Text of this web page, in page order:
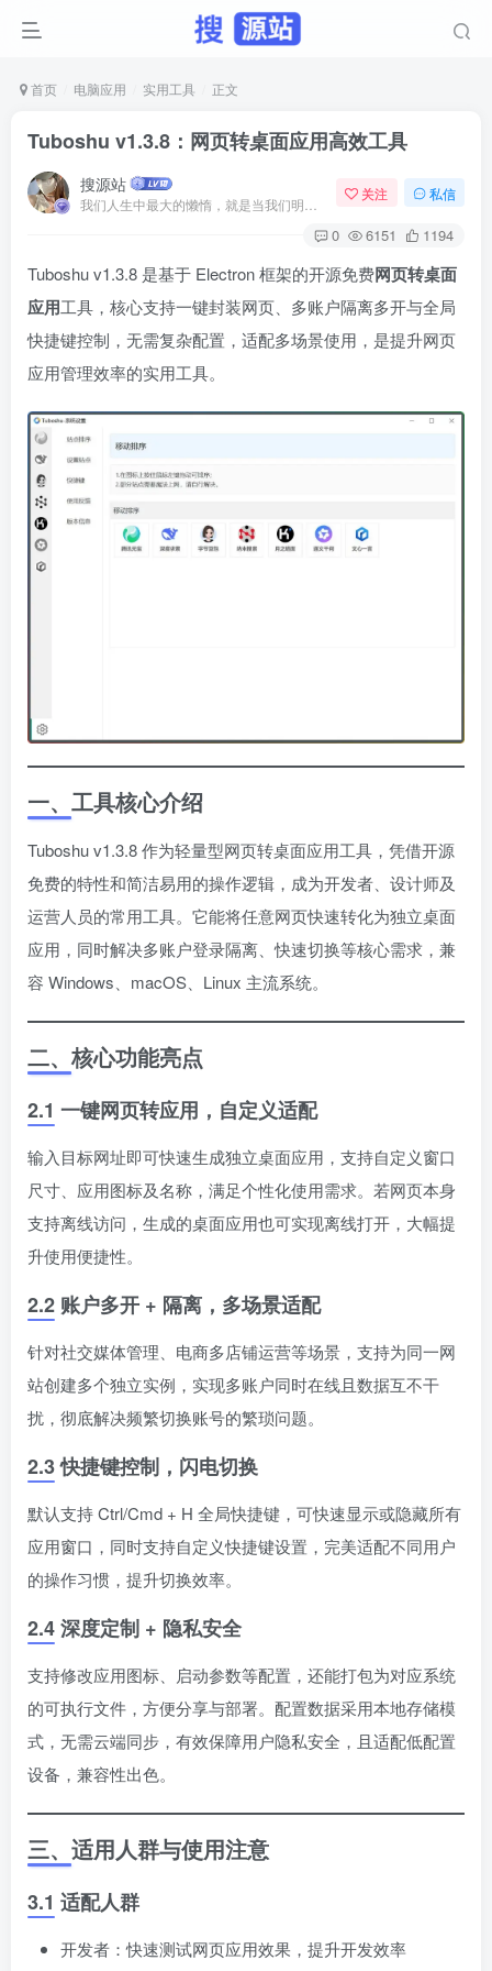
首页 电脑应用 实用工具 正文
Tuboshu v1.3.8：网页转桌面应用高效工具
搜源站 关注 私信
0 6151 1194
Tuboshu v1.3.8 是基于 Electron 框架的开源免费网页转桌面
应用工具，核心支持一键封装网页、多账户隔离多开与全局
快捷键控制，无需复杂配置，适配多场景使用，是提升网页
应用管理效率的实用工具。
一、工具核心介绍
Tuboshu v1.3.8 作为轻量型网页转桌面应用工具，凭借开源
免费的特性和简洁易用的操作逻辑，成为开发者、设计师及
运营人员的常用工具。它能将任意网页快速转化为独立桌面
应用，同时解决多账户登录隔离、快速切换等核心需求，兼
容 Windows、macOS、Linux 主流系统。
二、核心功能亮点
2.1 一键网页转应用，自定义适配
输入目标网址即可快速生成独立桌面应用，支持自定义窗口
尺寸、应用图标及名称，满足个性化使用需求。若网页本身
支持离线访问，生成的桌面应用也可实现离线打开，大幅提
升使用便捷性。
2.2 账户多开 + 隔离，多场景适配
针对社交媒体管理、电商多店铺运营等场景，支持为同一网
站创建多个独立实例，实现多账户同时在线且数据互不干
扰，彻底解决频繁切换账号的繁琐问题。
2.3 快捷键控制，闪电切换
默认支持 Ctrl/Cmd + H 全局快捷键，可快速显示或隐藏所有
应用窗口，同时支持自定义快捷键设置，完美适配不同用户
的操作习惯，提升切换效率。
2.4 深度定制 + 隐私安全
支持修改应用图标、启动参数等配置，还能打包为对应系统
的可执行文件，方便分享与部署。配置数据采用本地存储模
式，无需云端同步，有效保障用户隐私安全，且适配低配置
设备，兼容性出色。
三、适用人群与使用注意
3.1 适配人群
开发者：快速测试网页应用效果，提升开发效率